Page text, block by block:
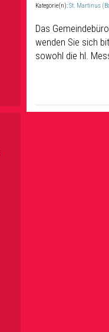
Kategorie(n):St. Martinus
Das
wenden Sie sich
sowohl die hl.